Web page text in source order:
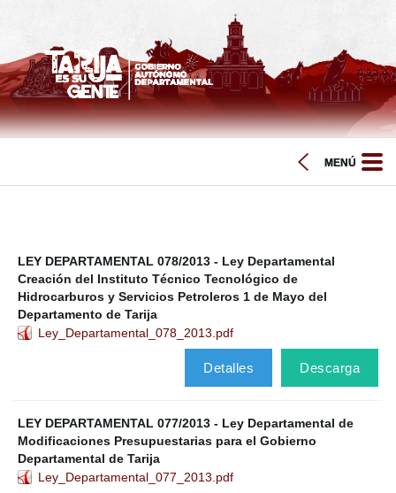
LEY DEPARTAMENTAL 078/2013 - Ley Departamental
Creación del Instituto Técnico Tecnológico de
Hidrocarburos y Servicios Petroleros 1 de Mayo del
Departamento de Tarija
Ley_Departamental_078_2013.pdf
Descarga
Detalles
LEY DEPARTAMENTAL 077/2013 - Ley Departamental de
Modificaciones Presupuestarias para el Gobierno
Departamental de Tarija
Ley_Departamental_077_2013.pdf